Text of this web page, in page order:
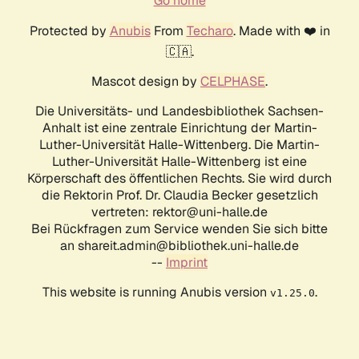
Protected by AnubisFrom Techaro. Made with ❤️ in
🇨🇦.
Mascot design by CELPHASE.
Die Universitäts- und Landesbibliothek Sachsen-
Anhalt ist eine zentrale Einrichtung der Martin-
Luther-Universität Halle-Wittenberg. Die Martin-
Luther-Universität Halle-Wittenberg ist eine
Körperschaft des öffentlichen Rechts. Sie wird durch
die Rektorin Prof. Dr. Claudia Becker gesetzlich
vertreten: rektor@uni-halle.de
Bei Rückfragen zum Service wenden Sie sich bitte
an shareit.admin@bibliothek.uni-halle.de
-- Imprint
This website is running Anubis version v1.25.0.